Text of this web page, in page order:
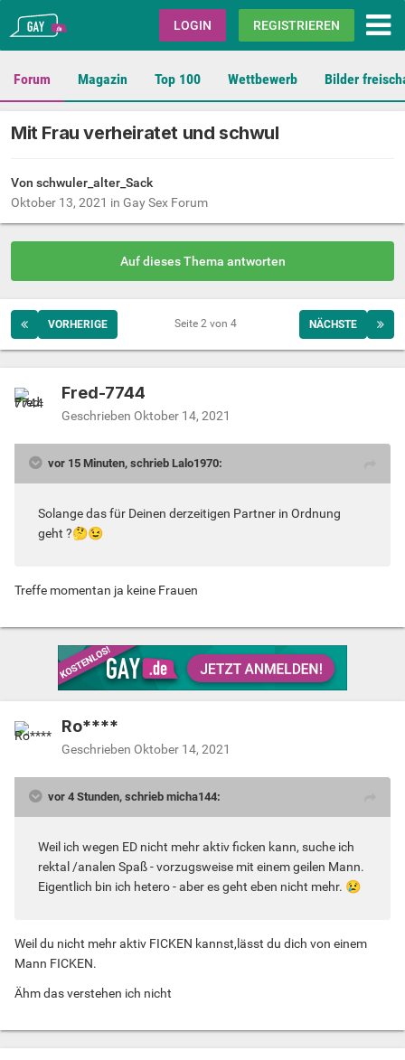
Gay.de LOGIN REGISTRIEREN
Forum Magazin Top 100 Wettbewerb Bilder
Mit Frau verheiratet und schwul
Von schwuler_alter_Sack
Oktober 13, 2021 in Gay Sex Forum
Auf dieses Thema antworten
VORHERIGE NÄCHSTE
Seite 2 von 4
Fred-7744
Geschrieben Oktober 14, 2021
vor 15 Minuten, schrieb Lalo1970:
Solange das für Deinen derzeitigen Partner in Ordnung
geht ?🤔😉
Treffe momentan ja keine Frauen
Ro****
Geschrieben Oktober 14, 2021
vor 4 Stunden, schrieb micha144:
Weil ich wegen ED nicht mehr aktiv ficken kann, suche ich
rektal /analen Spaß - vorzugsweise mit einem geilen Mann.
Eigentlich bin ich hetero - aber es geht eben nicht mehr. 😢
Weil du nicht mehr aktiv FICKEN kannst,lässt du dich von einem
Mann FICKEN.
Ähm das verstehen ich nicht